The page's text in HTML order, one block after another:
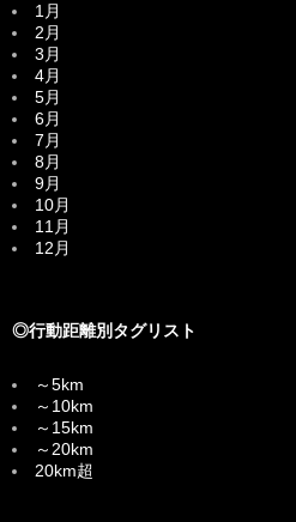
1月
2月
3月
4月
5月
6月
7月
8月
9月
10月
11月
12月
◎行動距離別タグリスト
～5km
～10km
～15km
～20km
20km超